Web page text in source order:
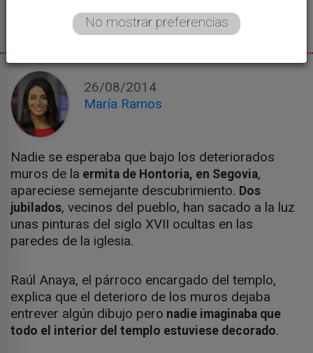
26/08/2014
María Ramos
Nadie se esperaba que bajo los deteriorados
muros de la ermita de Hontoria, en Segovia,
apareciese semejante descubrimiento. Dos
jubilados, vecinos del pueblo, han sacado a la luz
unas pinturas del siglo XVII ocultas en las
paredes de la iglesia.
Raúl Anaya, el párroco encargado del templo,
explica que el deterioro de los muros dejaba
entrever algún dibujo pero nadie imaginaba que
todo el interior del templo estuviese decorado.
No mostrar preferencias